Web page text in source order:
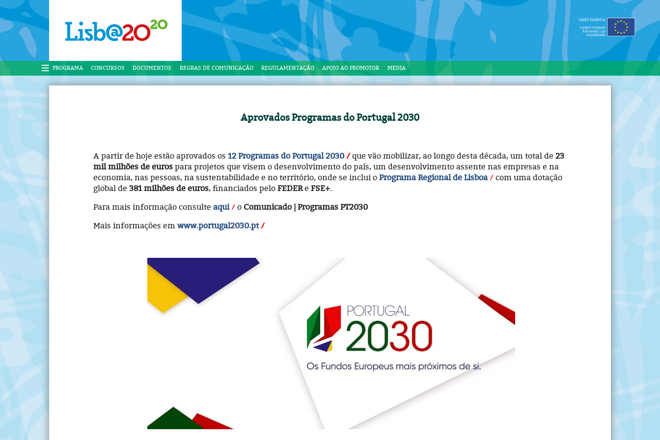
PROGRAMA CONCURSOS DOCUMENTOS REGRAS DE COMUNICAÇÃO REGULAMENTAÇÃO APOIO AO PROMOTOR MEDIA
Aprovados Programas do Portugal 2030
A partir de hoje estão aprovados os 12 Programas do Portugal 2030 que vão mobilizar, ao longo desta década, um total de 23
mil milhões de eurospara projetos que visem o desenvolvimento do país, um desenvolvimento assente nas empresas e na
economia, nas pessoas, na sustentabilidade e no território, onde se inclui oPrograma Regional de Lisboa
com uma dotação
global de 381 milhões de euros, financiados peloFEDERe FSE+.
Para mais informação consulte aqui o Comunicado | Programas PT2030
Mais informações emwww.portugal2030.pt